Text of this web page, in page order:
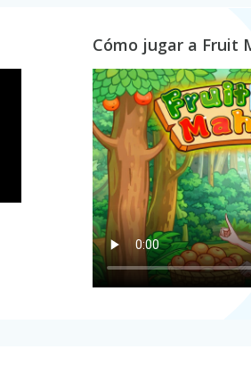
Cómo jugar a Fruit